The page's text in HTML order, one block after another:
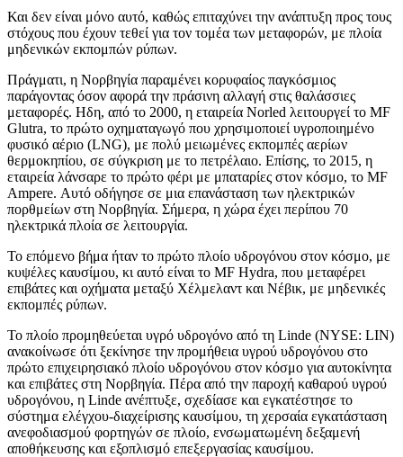
Και δεν είναι μόνο αυτό, καθώς επιταχύνει την ανάπτυξη προς τους
στόχους που έχουν τεθεί για τον τομέα των μεταφορών, με πλοία
μηδενικών εκπομπών ρύπων.
Πράγματι, η Νορβηγία παραμένει κορυφαίος παγκόσμιος
παράγοντας όσον αφορά την πράσινη αλλαγή στις θαλάσσιες
μεταφορές. Ηδη, από το 2000, η εταιρεία Norled λειτουργεί το MF
Glutra, το πρώτο οχηματαγωγό που χρησιμοποιεί υγροποιημένο
φυσικό αέριο (LNG), με πολύ μειωμένες εκπομπές αερίων
θερμοκηπίου, σε σύγκριση με το πετρέλαιο. Επίσης, το 2015, η
εταιρεία λάνσαρε το πρώτο φέρι με μπαταρίες στον κόσμο, το MF
Ampere. Αυτό οδήγησε σε μια επανάσταση των ηλεκτρικών
πορθμείων στη Νορβηγία. Σήμερα, η χώρα έχει περίπου 70
ηλεκτρικά πλοία σε λειτουργία.
Το επόμενο βήμα ήταν το πρώτο πλοίο υδρογόνου στον κόσμο, με
κυψέλες καυσίμου, κι αυτό είναι το MF Hydra, που μεταφέρει
επιβάτες και οχήματα μεταξύ Χέλμελαντ και Νέβικ, με μηδενικές
εκπομπές ρύπων.
Το πλοίο προμηθεύεται υγρό υδρογόνο από τη Linde (NYSE: LIN)
ανακοίνωσε ότι ξεκίνησε την προμήθεια υγρού υδρογόνου στο
πρώτο επιχειρησιακό πλοίο υδρογόνου στον κόσμο για αυτοκίνητα
και επιβάτες στη Νορβηγία. Πέρα από την παροχή καθαρού υγρού
υδρογόνου, η Linde ανέπτυξε, σχεδίασε και εγκατέστησε το
σύστημα ελέγχου-διαχείρισης καυσίμου, τη χερσαία εγκατάσταση
ανεφοδιασμού φορτηγών σε πλοίο, ενσωματωμένη δεξαμενή
αποθήκευσης και εξοπλισμό επεξεργασίας καυσίμου.